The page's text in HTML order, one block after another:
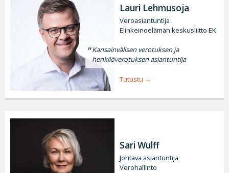
Lauri Lehmusoja
Veroasiantuntija
Elinkeinoelämän keskusliitto EK
Kansainvälisen verotuksen ja
henkilöverotuksen asiantuntija
Tutustu
Sari Wulff
Johtava asiantuntija
Verohallinto